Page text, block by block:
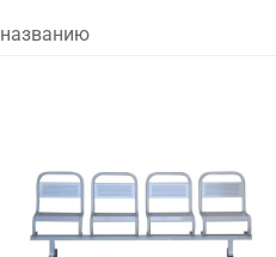
названию